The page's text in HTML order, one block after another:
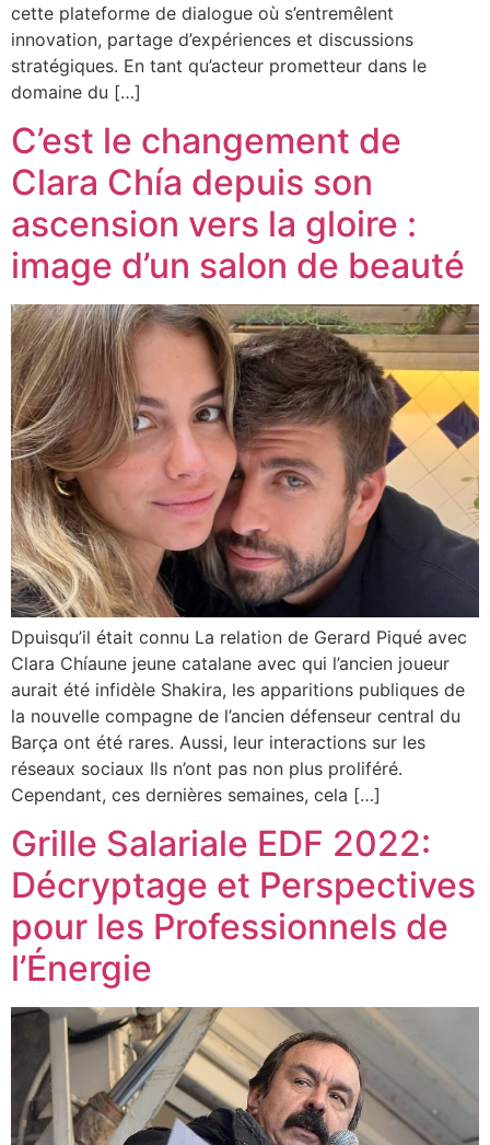
cette plateforme de dialogue où s’entremêlent
innovation, partage d’expériences et discussions
stratégiques. En tant qu’acteur prometteur dans le
domaine du […]
C’est le changement de
Clara Chía depuis son
ascension vers la gloire :
image d’un salon de beauté
Dpuisqu’il était connu La relation de Gerard Piqué avec
Clara Chíaune jeune catalane avec qui l’ancien joueur
aurait été infidèle Shakira, les apparitions publiques de
la nouvelle compagne de l’ancien défenseur central du
Barça ont été rares. Aussi, leur interactions sur les
réseaux sociaux Ils n’ont pas non plus proliféré.
Cependant, ces dernières semaines, cela […]
Grille Salariale EDF 2022:
Décryptage et Perspectives
pour les Professionnels de
l’Énergie